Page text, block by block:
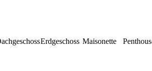
Erdgeschoss Maisonette